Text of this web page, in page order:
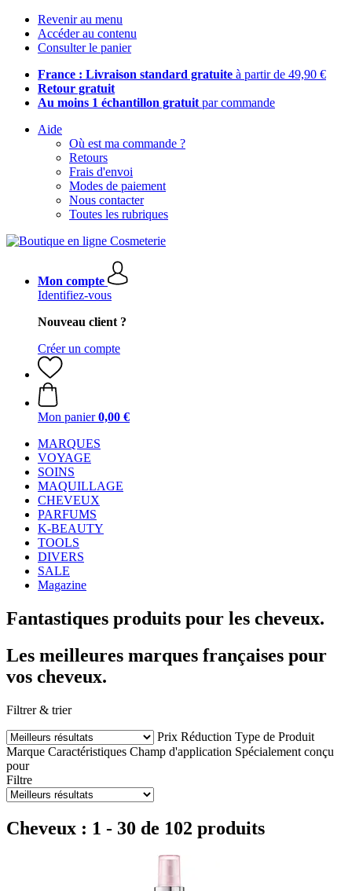
Revenir au menu
Accéder au contenu
Consulter le panier
France : Livraison standard gratuite à partir de 49,90 €
Retour gratuit
Au moins 1 échantillon gratuit par commande
Aide
Où est ma commande ?
Retours
Frais d'envoi
Modes de paiement
Nous contacter
Toutes les rubriques
Mon compte
Identifiez-vous
Nouveau client ?
Créer un compte
Mon panier 0,00 €
MARQUES
VOYAGE
SOINS
MAQUILLAGE
CHEVEUX
PARFUMS
K-BEAUTY
TOOLS
DIVERS
SALE
Magazine
Fantastiques produits pour les cheveux.
Les meilleures marques françaises pour
vos cheveux.
Filtrer & trier
Prix Réduction Type de Produit
Marque Caractéristiques Champ d'application Spécialement conçu
pour
Filtre
Cheveux : 1 - 30 de 102 produits